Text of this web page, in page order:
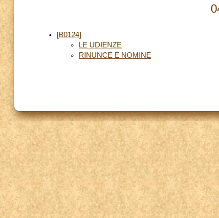
[B0124]
LE UDIENZE
RINUNCE E NOMINE